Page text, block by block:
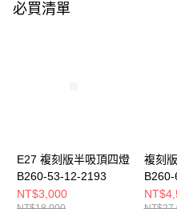
４．使用「AFTEE先享後付」時，
時審查核予不同之上限額度；若仍
５．嚴禁一人註冊多個帳號或使用他
必買清單
E27 複刻版半吸頂四燈
B260-53-12-2193
NT$3,000
複刻